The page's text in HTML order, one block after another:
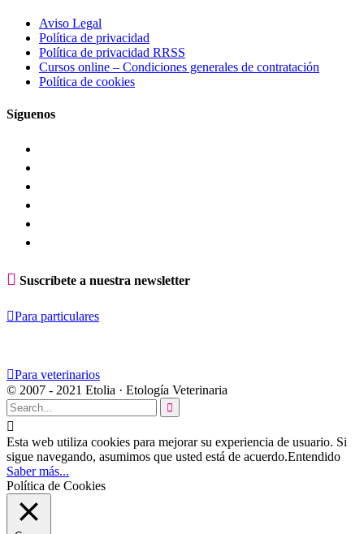
Aviso Legal
Política de privacidad
Política de privacidad RRSS
Cursos online – Condiciones generales de contratación
Política de cookies
Síguenos
 Suscríbete a nuestra newsletter
Para particulares
Para veterinarios
© 2007 - 2021 Etolia · Etología Veterinaria


Esta web utiliza cookies para mejorar su experiencia de usuario. Si
sigue navegando, asumimos que usted está de acuerdo.Entendido
Saber más...
Política de Cookies